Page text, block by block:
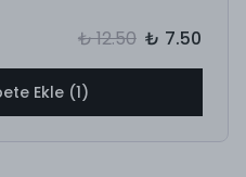
₺ 12.50 ₺ 7.50
Ekle (1)